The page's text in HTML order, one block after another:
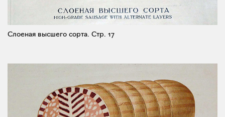
Слоеная высшего сорта. Стр. 17